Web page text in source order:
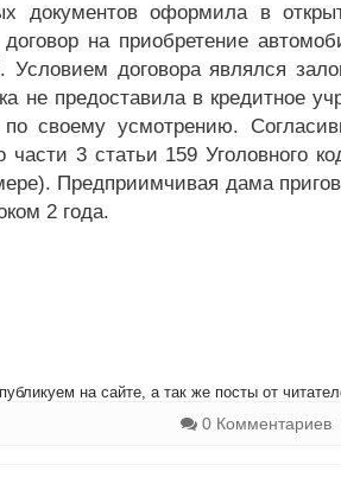
документов оформила в
на приобретение
договора являлся
предоставила в кредитное
по своему усмотрению.
3 статьи 159 Уголовного
Предприимчивая дама
2 года.
на сайте, а так же посты от
0 Комментариев